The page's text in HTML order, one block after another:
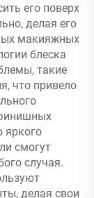
его поверх
делая его
макияжных
блеска
такие
что привело
яркого
смогут
случая.
делая свои